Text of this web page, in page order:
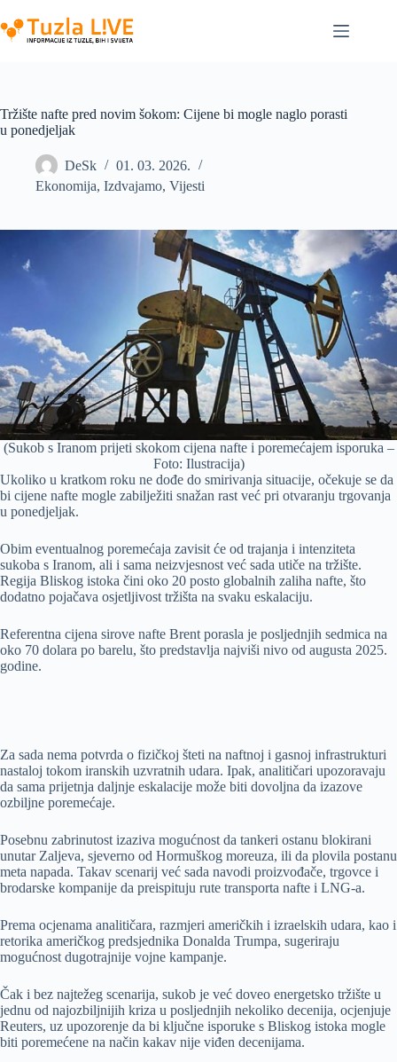
to
content
Tržište nafte pred novim šokom: Cijene bi mogle naglo porasti
u ponedjeljak
DeSk
01. 03. 2026.
Ekonomija, Izdvajamo, Vijesti
(Sukob s Iranom prijeti skokom cijena nafte i poremećajem isporuka –
Foto: Ilustracija)
Ukoliko u kratkom roku ne dođe do smirivanja situacije, očekuje se da
bi cijene nafte mogle zabilježiti snažan rast već pri otvaranju trgovanja
u ponedjeljak.
Obim eventualnog poremećaja zavisit će od trajanja i intenziteta
sukoba s Iranom, ali i sama neizvjesnost već sada utiče na tržište.
Regija Bliskog istoka čini oko 20 posto globalnih zaliha nafte, što
dodatno pojačava osjetljivost tržišta na svaku eskalaciju.
Referentna cijena sirove nafte Brent porasla je posljednjih sedmica na
oko 70 dolara po barelu, što predstavlja najviši nivo od augusta 2025.
godine.
Za sada nema potvrda o fizičkoj šteti na naftnoj i gasnoj infrastrukturi
nastaloj tokom iranskih uzvratnih udara. Ipak, analitičari upozoravaju
da sama prijetnja daljnje eskalacije može biti dovoljna da izazove
ozbiljne poremećaje.
Posebnu zabrinutost izaziva mogućnost da tankeri ostanu blokirani
unutar Zaljeva, sjeverno od Hormuškog moreuza, ili da plovila postanu
meta napada. Takav scenarij već sada navodi proizvođače, trgovce i
brodarske kompanije da preispituju rute transporta nafte i LNG-a.
Prema ocjenama analitičara, razmjeri američkih i izraelskih udara, kao i
retorika američkog predsjednika Donalda Trumpa, sugeriraju
mogućnost dugotrajnije vojne kampanje.
Čak i bez najtežeg scenarija, sukob je već doveo energetsko tržište u
jednu od najozbiljnijih kriza u posljednjih nekoliko decenija, ocjenjuje
Reuters, uz upozorenje da bi ključne isporuke s Bliskog istoka mogle
biti poremećene na način kakav nije viđen decenijama.